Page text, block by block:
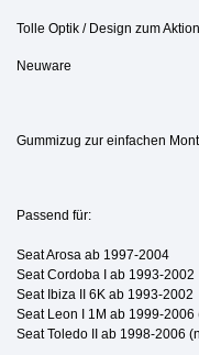
Tolle Optik / Design zum
Neuware
Gummizug zur einfachen
Passend für:
Seat Arosa ab 1997-2004
Seat Cordoba I ab 1993-2002
Seat Ibiza II 6K ab 1993-2002
Seat Leon I 1M ab 1999-
Seat Toledo II ab 1998-2006